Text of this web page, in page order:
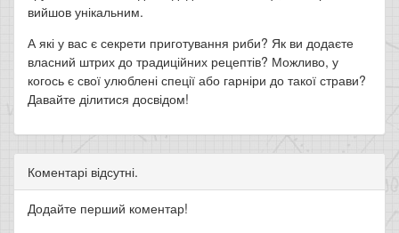
вийшов унікальним.
А які у вас є секрети приготування риби? Як ви додаєте
власний штрих до традиційних рецептів? Можливо, у
когось є свої улюблені спеції або гарніри до такої страви?
Давайте ділитися досвідом!
Коментарі відсутні.
Додайте перший коментар!